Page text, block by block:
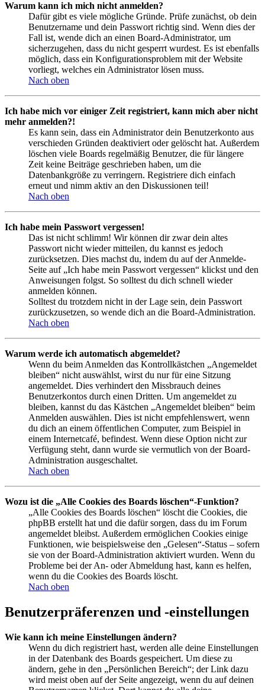
Warum kann ich mich nicht anmelden?
Dafür gibt es viele mögliche Gründe. Prüfe zunächst, ob dein
Benutzername und dein Passwort richtig sind. Wenn dies der
Fall ist, wende dich an einen Board-Administrator, um
sicherzugehen, dass du nicht gesperrt wurdest. Es ist ebenfalls
möglich, dass ein Konfigurationsproblem mit der Website
vorliegt, welches ein Administrator lösen muss.
Nach oben
Ich habe mich vor einiger Zeit registriert, kann mich aber nicht
mehr anmelden?!
Es kann sein, dass ein Administrator dein Benutzerkonto aus
verschieden Gründen deaktiviert oder gelöscht hat. Außerdem
löschen viele Boards regelmäßig Benutzer, die für längere
Zeit keine Beiträge geschrieben haben, um die
Datenbankgröße zu verringern. Registriere dich einfach
erneut und nimm aktiv an den Diskussionen teil!
Nach oben
Ich habe mein Passwort vergessen!
Das ist nicht schlimm! Wir können dir zwar dein altes
Passwort nicht wieder mitteilen, du kannst es jedoch
zurücksetzen. Dies machst du, indem du auf der Anmelde-
Seite auf „Ich habe mein Passwort vergessen“ klickst und den
Anweisungen folgst. So solltest du dich schnell wieder
anmelden können.
Solltest du trotzdem nicht in der Lage sein, dein Passwort
zurückzusetzen, so wende dich an die Board-Administration.
Nach oben
Warum werde ich automatisch abgemeldet?
Wenn du beim Anmelden das Kontrollkästchen „Angemeldet
bleiben“ nicht auswählst, wirst du nur für eine Sitzung
angemeldet. Dies verhindert den Missbrauch deines
Benutzerkontos durch einen Dritten. Um angemeldet zu
bleiben, kannst du das Kästchen „Angemeldet bleiben“ beim
Anmelden auswählen. Dies ist nicht empfehlenswert, wenn
du dich an einem öffentlichen Computer, zum Beispiel in
einem Internetcafé, befindest. Wenn diese Option nicht zur
Verfügung steht, dann wurde sie vermutlich von der Board-
Administration ausgeschaltet.
Nach oben
Wozu ist die „Alle Cookies des Boards löschen“-Funktion?
„Alle Cookies des Boards löschen“ löscht die Cookies, die
phpBB erstellt hat und die dafür sorgen, dass du im Forum
angemeldet bleibst. Außerdem ermöglichen Cookies einige
Funktionen, wie beispielsweise den „Gelesen“-Status – sofern
sie von der Board-Administration aktiviert wurden. Wenn du
Probleme bei der An- oder Abmeldung hast, kann es helfen,
wenn du die Cookies des Boards löscht.
Nach oben
Benutzerpräferenzen und -einstellungen
Wie kann ich meine Einstellungen ändern?
Wenn du dich registriert hast, werden alle deine Einstellungen
in der Datenbank des Boards gespeichert. Um diese zu
ändern, gehe in den „Persönlichen Bereich“; der Link dazu
wird meist oben auf der Seite angezeigt, wenn du auf deinen